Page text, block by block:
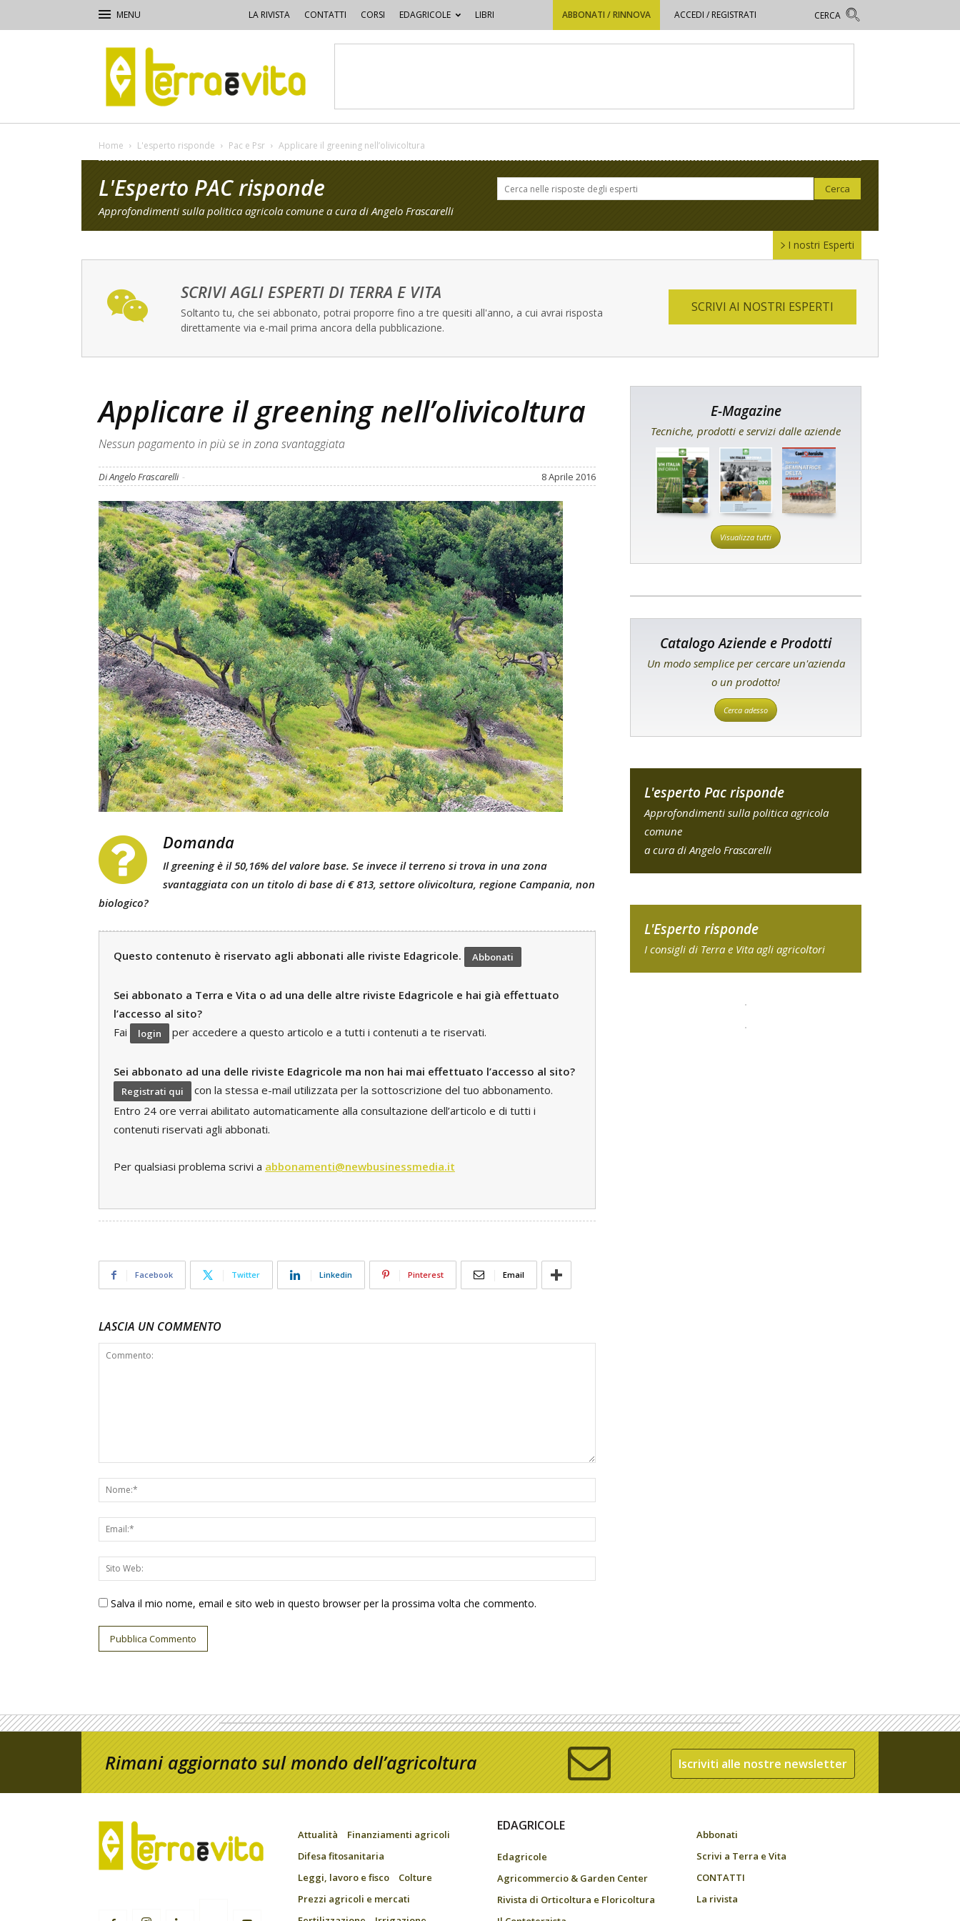
LA RIVISTA CONTATTI CORSI EDAGRICOLE LIBRI ABBONATI / RINNOVA ACCEDI / REGISTRATI
Terra
e
Vita
Home L'esperto risponde Pac e Psr Applicare il greening nell’olivicoltura
L'Esperto PAC risponde
Approfondimenti sulla politica agricola comune a cura di Angelo Frascarelli
I nostri Esperti
SCRIVI AGLI ESPERTI DI TERRA E VITA
Soltanto tu, che sei abbonato, potrai proporre fino a tre quesiti all'anno, a cui avrai risposta
direttamente via e-mail prima ancora della pubblicazione.
SCRIVI AI NOSTRI ESPERTI
Applicare il greening nell’olivicoltura
Nessun pagamento in più se in zona svantaggiata
Di Angelo Frascarelli - 8 Aprile 2016
Domanda
Il greening è il 50,16% del valore base. Se invece il terreno si trova in una zona
svantaggiata con un titolo di base di € 813, settore olivicoltura, regione Campania, non
biologico?
Questo contenuto è riservato agli abbonati alle riviste Edagricole. Abbonati
Sei abbonato a Terra e Vita o ad una delle altre riviste Edagricole e hai già effettuato
l’accesso al sito?
Fai
login per accedere a questo articolo e a tutti i contenuti a te riservati.
Sei abbonato ad una delle riviste Edagricole ma non hai mai effettuato l’accesso al sito?
Registrati qui
con la stessa e-mail utilizzata per la sottoscrizione del tuo abbonamento.
Entro 24 ore verrai abilitato automaticamente alla consultazione dell’articolo e di tutti i
contenuti riservati agli abbonati.
Per qualsiasi problema scrivi a abbonamenti@newbusinessmedia.it
Facebook Twitter Linkedin Pinterest Email
LASCIA UN COMMENTO
Salva il mio nome, email e sito web in questo browser per la prossima volta che commento.
E-Magazine
Tecniche, prodotti e servizi dalle aziende
Visualizza tutti
Catalogo Aziende e Prodotti
Un modo semplice per cercare un'azienda
o un prodotto!
Cerca adesso
L'esperto Pac risponde
Approfondimenti sulla politica agricola
comune
a cura di Angelo Frascarelli
L'Esperto risponde
I consigli di Terra e Vita agli agricoltori
Rimani aggiornato sul mondo dell’agricoltura Iscriviti alle nostre newsletter
Attualità
Finanziamenti agricoli
Difesa fitosanitaria
Leggi, lavoro e fisco
Colture
Prezzi agricoli e mercati
EDAGRICOLE
Edagricole
Agricommercio & Garden Center
Rivista di Orticoltura e Floricoltura
Abbonati
Scrivi a Terra e Vita
CONTATTI
La rivista